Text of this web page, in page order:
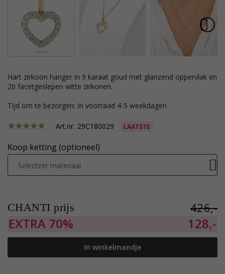
hart zirkoon hanger in 9 karaat goud met glanzend oppervlak en
20 facetgeslepen witte zirkonen.
Tijd om te bezorgen: In voorraad 4-5 weekdagen
Art.nr. 29C180029 LAATSTE
Koop ketting (optioneel)
Selecteer materiaal
CHANTI prijs 426,-
EXTRA 70% 128,-
In winkelmandje